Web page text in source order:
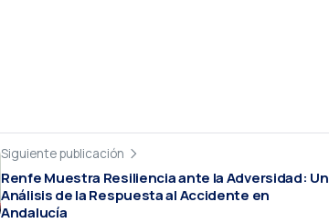
Siguiente publicación
Renfe Muestra Resiliencia ante la Adversidad: Un
Análisis de la Respuesta al Accidente en
Andalucía